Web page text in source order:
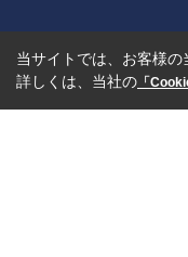
当サイトでは、お客様
詳しくは、当社の 「